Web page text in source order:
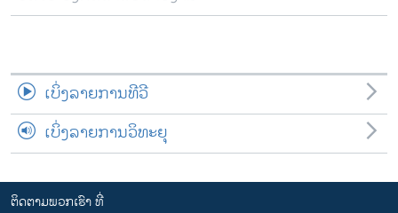
ເບິ່ງລາຍການທີວີ
ເບິ່ງລາຍການວິທະຍຸ
ຕິດຕາມພວກເຮົາ ທີ່